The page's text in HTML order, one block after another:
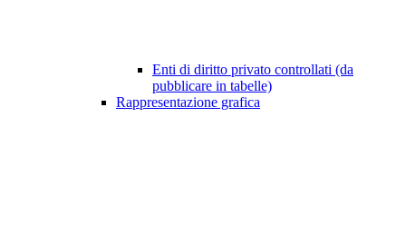
Enti di diritto privato controllati (da
pubblicare in tabelle)
Rappresentazione grafica